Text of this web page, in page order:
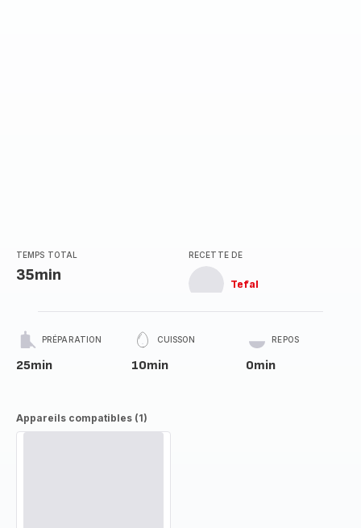
TEMPS TOTAL
35min
RECETTE DE
Tefal
PRÉPARATION
25min
CUISSON
10min
REPOS
0min
Appareils compatibles (1)